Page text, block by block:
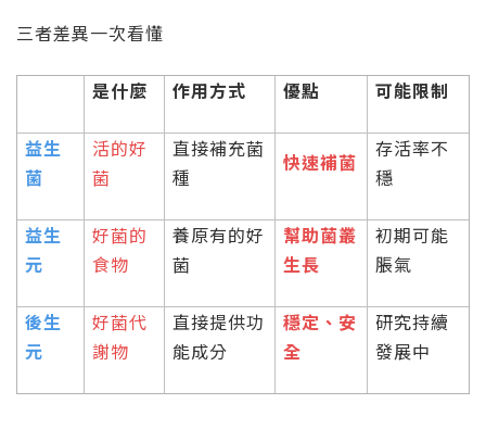
三者差異一次看懂
是什麼 作用方式 優點 可能限制
益生
菌
活的好
菌
直接補充菌
種
快速補菌
存活率不
穩
益生
元
好菌的
食物
養原有的好
菌
幫助菌叢
生長
初期可能
脹氣
後生
元
好菌代
謝物
直接提供功
能成分
穩定、安
全
研究持續
發展中